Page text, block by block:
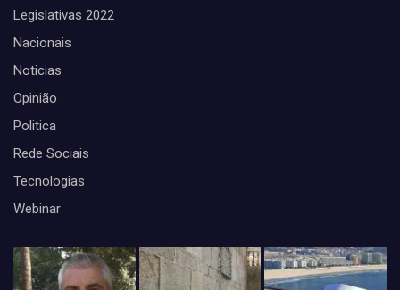
Legislativas 2022
Nacionais
Noticias
Opinião
Politica
Rede Sociais
Tecnologias
Webinar